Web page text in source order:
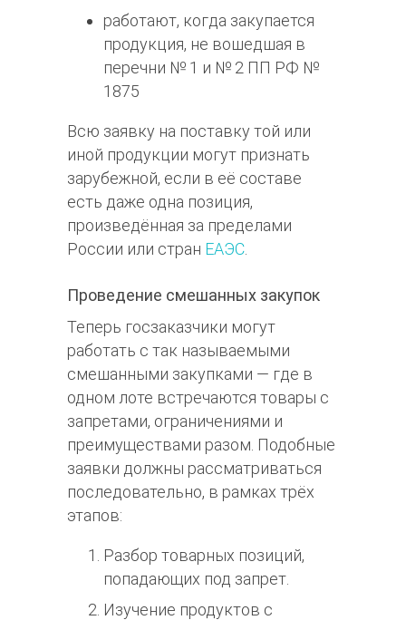
работают, когда закупается
продукция, не вошедшая в
перечни № 1 и № 2 ПП РФ №
1875
Всю заявку на поставку той или
иной продукции могут признать
зарубежной, если в её составе
есть даже одна позиция,
произведённая за пределами
России или стран ЕАЭС
Проведение смешанных закупок
Теперь госзаказчики могут
работать с так называемыми
смешанными закупками — где в
одном лоте встречаются товары с
запретами, ограничениями и
преимуществами разом. Подобные
заявки должны рассматриваться
последовательно, в рамках трёх
этапов:
Разбор товарных позиций,
попадающих под запрет.
Изучение продуктов с